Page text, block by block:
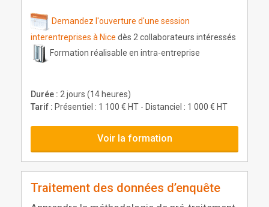
Demandez l'ouverture d'une session
interentreprises à Nice dès 2 collaborateurs intéressés
Formation réalisable en intra-entreprise
Durée : 2 jours (14 heures)
Tarif : Présentiel : 1 100 € HT - Distanciel : 1 000 € HT
Voir la formation
Traitement des données d’enquête